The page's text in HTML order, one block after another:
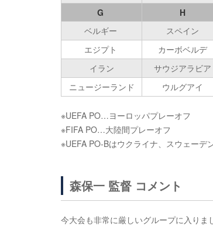
G
H
ベルギー
スペイン
エジプト
カーボベルデ
イラン
サウジアラビア
ニュージーランド
ウルグアイ
※UEFA PO…ヨーロッパプレーオフ
※FIFA PO…大陸間プレーオフ
※UEFA PO-Bはウクライナ、スウェー
森保一 監督 コメント
今大会も非常に厳しいグループに入り